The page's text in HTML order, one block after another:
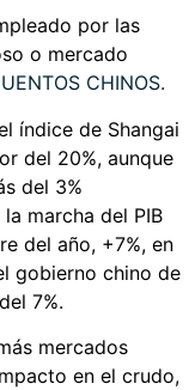
por las
o mercado
CHINOS.
índice de Shangai
del 20%, aunque
del 3%
marcha del PIB
del año, +7%, en
gobierno chino de
7%.
mercados
en el crudo,